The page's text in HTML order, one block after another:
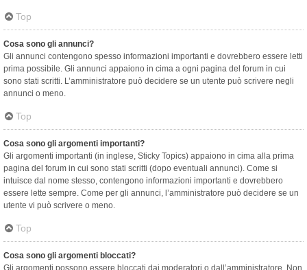
Top
Cosa sono gli annunci?
Gli annunci contengono spesso informazioni importanti e dovrebbero essere letti
prima possibile. Gli annunci appaiono in cima a ogni pagina del forum in cui
sono stati scritti. L’amministratore può decidere se un utente può scrivere negli
annunci o meno.
Top
Cosa sono gli argomenti importanti?
Gli argomenti importanti (in inglese, Sticky Topics) appaiono in cima alla prima
pagina del forum in cui sono stati scritti (dopo eventuali annunci). Come si
intuisce dal nome stesso, contengono informazioni importanti e dovrebbero
essere lette sempre. Come per gli annunci, l’amministratore può decidere se un
utente vi può scrivere o meno.
Top
Cosa sono gli argomenti bloccati?
Gli argomenti possono essere bloccati dai moderatori o dall’amministratore. Non